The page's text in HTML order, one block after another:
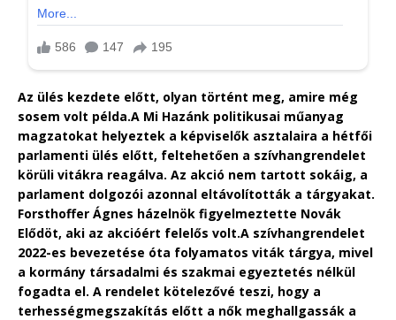
Az ülés kezdete előtt, olyan történt meg, amire még
sosem volt példa.A Mi Hazánk politikusai műanyag
magzatokat helyeztek a képviselők asztalaira a hétfői
parlamenti ülés előtt, feltehetően a szívhangrendelet
körüli vitákra reagálva. Az akció nem tartott sokáig, a
parlament dolgozói azonnal eltávolították a tárgyakat.
Forsthoffer Ágnes házelnök figyelmeztette Novák
Elődöt, aki az akcióért felelős volt.A szívhangrendelet
2022-es bevezetése óta folyamatos viták tárgya, mivel
a kormány társadalmi és szakmai egyeztetés nélkül
fogadta el. A rendelet kötelezővé teszi, hogy a
terhességmegszakítás előtt a nők meghallgassák a